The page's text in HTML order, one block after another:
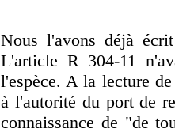
Nous l'avons déjà
L'article R 304-11
l'espèce. A la lecture
à l'autorité du port de
connaissance de "de